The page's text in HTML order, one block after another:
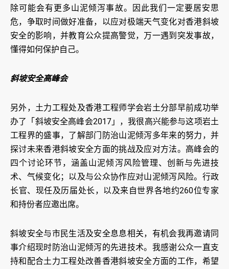
除可能会有更多山泥倾泻事故。因此我们一定要居安思
危，争取时间做好准备，以应对极端天气变化对香港斜坡
安全的影响，并教育公众提高警觉，万一遇到突发事故，
懂得如何保护自己。
斜坡安全高峰会
另外，土力工程处及香港工程师学会岩土分部早前成功举
办了「斜坡安全高峰会2017」，我很高兴能参与这项岩土
工程界的盛事，了解部门防治山泥倾泻多年来的努力，并
探讨未来香港斜坡安全方面的挑战及应对方法。高峰会的
四个讨论环节，涵盖山泥倾泻风险管理、创新与先进技
术、气候变化；以及与公众协作应对山泥倾泻风险。行政
长官、现任及历届处长，以及来自世界各地约260位专家
和持份者应邀出席。
斜坡安全与市民生活及安全息息相关，有机会我再邀请同
事介绍现时防治山泥倾泻的先进技术。我感谢公众一直支
持和配合土力工程处改善香港斜坡安全方面的工作，希望